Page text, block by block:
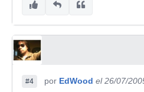
#4 por EdWood el 26/07/